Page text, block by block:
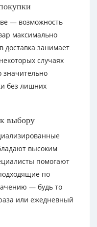
— возможность
максимально
доставка занимает
случаях
значительно
без лишних
выбору
высоким
помогают
по
— будь то
или ежедневный